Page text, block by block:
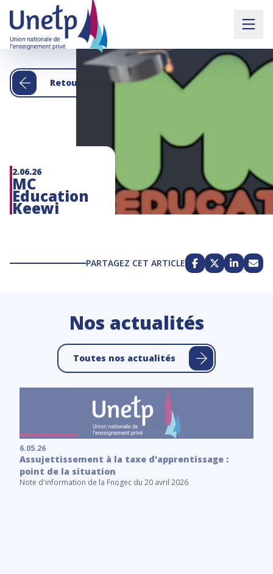
Retour aux actualités
2.06.26
MC
Education
Keewi
PARTAGEZ CET ARTICLE
Nos actualités
Toutes nos actualités
6.05.26
Assujettissement à la taxe d'apprentissage :
point de la situation
Note d'information de la Fnogec du 20 avril 2026